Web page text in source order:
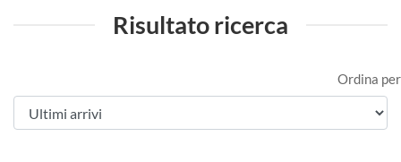
Risultato ricerca
Ordina per